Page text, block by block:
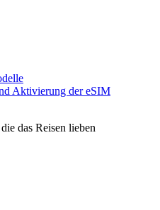
Aktivierung der eSIM
das Reisen lieben